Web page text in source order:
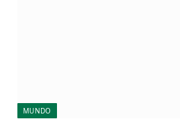
MUNDO